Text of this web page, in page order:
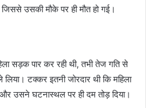
उसकी मौके पर ही मौत हो गई।
सड़क पार कर रही थी, तभी तेज गति से
टक्कर इतनी जोरदार थी कि महिला
उसने घटनास्थल पर ही दम तोड़ दिया।